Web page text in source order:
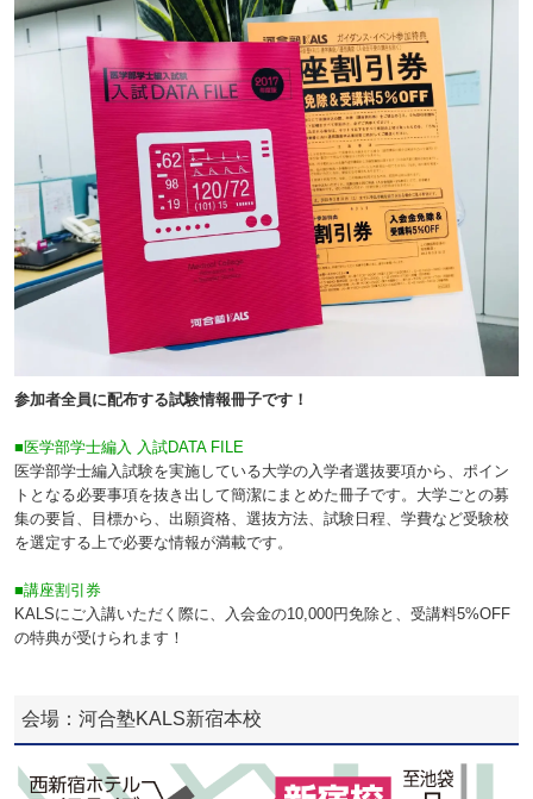
参加者全員に配布する試験情報冊子です！
■医学部学士編入 入試DATA FILE
医学部学士編入試験を実施している大学の入学者選抜要項から、ポイン
トとなる必要事項を抜き出して簡潔にまとめた冊子です。大学ごとの募
集の要旨、目標から、出願資格、選抜方法、試験日程、学費など受験校
を選定する上で必要な情報が満載です。
■講座割引券
KALSにご入講いただく際に、入会金の10,000円免除と、受講料5%OFF
の特典が受けられます！
会場：河合塾KALS新宿本校